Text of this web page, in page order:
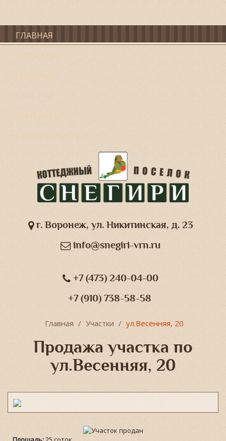
ГЛАВНАЯ
О ПОСЕЛКЕ
ГЕНПЛАН
УЧАСТКИ
КОНТАКТЫ
СТРОИТЕЛЬСТВО
г. Воронеж, ул. Никитинская, д. 23
info@snegiri-vrn.ru
+7 (473) 240-04-00
+7 (910) 738-58-58
Главная Участки ул.Весенняя, 20
Продажа участка по
ул.Весенняя, 20